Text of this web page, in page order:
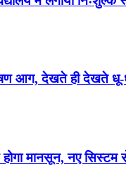
आग, देखते ही देखते धू-
मानसून, नए